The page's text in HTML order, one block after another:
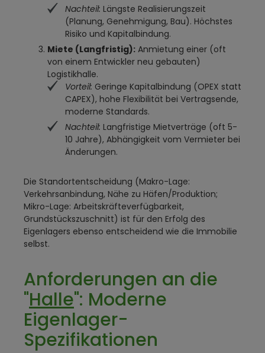
Nachteil: Längste Realisierungszeit
(Planung, Genehmigung, Bau). Höchstes
Risiko und Kapitalbindung.
Miete (Langfristig): Anmietung einer (oft
von einem Entwickler neu gebauten)
Logistikhalle.
Vorteil: Geringe Kapitalbindung (OPEX statt
CAPEX), hohe Flexibilität bei Vertragsende,
moderne Standards.
Nachteil: Langfristige Mietverträge (oft 5-
10 Jahre), Abhängigkeit vom Vermieter bei
Änderungen.
Die Standortentscheidung (Makro-Lage:
Verkehrsanbindung, Nähe zu Häfen/Produktion;
Mikro-Lage: Arbeitskräfteverfügbarkeit,
Grundstückszuschnitt) ist für den Erfolg des
Eigenlagers ebenso entscheidend wie die Immobilie
selbst.
Anforderungen an die
"Halle": Moderne
Eigenlager-
Spezifikationen